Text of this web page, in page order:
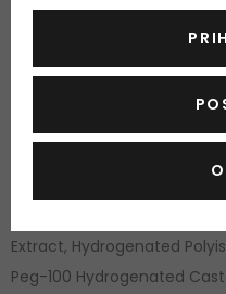
Castor Oil, Isostearic Acid,
Lactobacillus/Rice
Acryloyldimethyltaurate/
Extract, Hydrogenated
Peg-100 Hydrogenated